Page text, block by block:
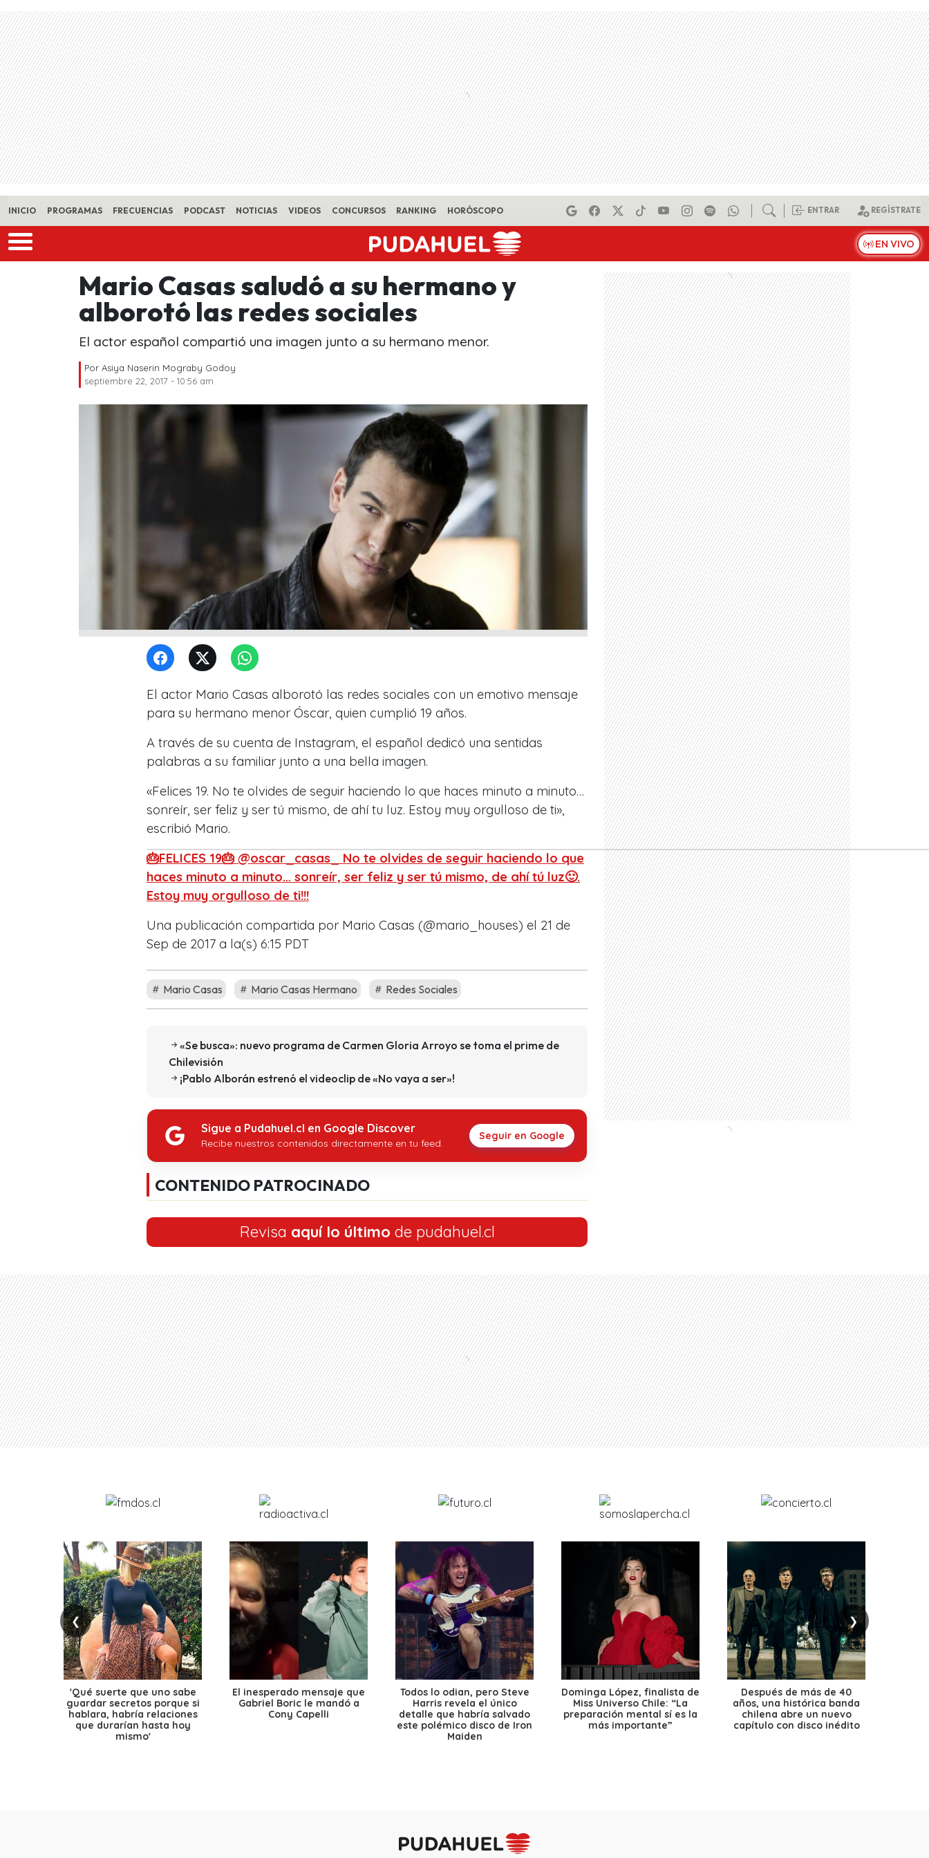
Skip to main content
INICIO PROGRAMAS FRECUENCIAS PODCAST NOTICIAS VIDEOS CONCURSOS RANKING HORÓSCOPO ENTRAR REGÍSTRATE
EN VIVO
Mario Casas saludó a su hermano y
alborotó las redes sociales
El actor español compartió una imagen junto a su hermano menor.
Por Asiya Naserin Mograby Godoy
septiembre 22, 2017 - 10:56 am
El actor Mario Casas alborotó las redes sociales con un emotivo mensaje
para su hermano menor Óscar, quien cumplió 19 años.
A través de su cuenta de Instagram, el español dedicó una sentidas
palabras a su familiar junto a una bella imagen.
«Felices 19. No te olvides de seguir haciendo lo que haces minuto a minuto…
sonreír, ser feliz y ser tú mismo, de ahí tu luz. Estoy muy orgulloso de ti»,
escribió Mario.
🎂FELICES 19🎂 @oscar_casas_ No te olvides de seguir haciendo lo que
haces minuto a minuto… sonreír, ser feliz y ser tú mismo, de ahí tú luz🙂.
Estoy muy orgulloso de ti!!!
Una publicación compartida por Mario Casas (@mario_houses) el 21 de
Sep de 2017 a la(s) 6:15 PDT
Mario Casas Mario Casas Hermano Redes Sociales
«Se busca»: nuevo programa de Carmen Gloria Arroyo se toma el prime de
Chilevisión
¡Pablo Alborán estrenó el videoclip de «No vaya a ser»!
Sigue a Pudahuel.cl en Google Discover
Recibe nuestros contenidos directamente en tu feed.
Seguir en Google
CONTENIDO PATROCINADO
Revisa aquí lo último de pudahuel.cl
❮ ❯
'Qué suerte que uno sabe
guardar secretos porque si
hablara, habría relaciones
que durarían hasta hoy
mismo'
El inesperado mensaje que
Gabriel Boric le mandó a
Cony Capelli
Todos lo odian, pero Steve
Harris revela el único
detalle que habría salvado
este polémico disco de Iron
Maiden
Dominga López, finalista de
Miss Universo Chile: “La
preparación mental sí es la
más importante”
Después de más de 40
años, una histórica banda
chilena abre un nuevo
capítulo con disco inédito